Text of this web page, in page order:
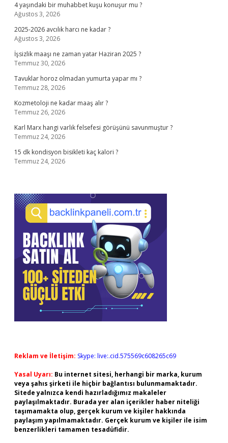
4 yaşındaki bir muhabbet kuşu konuşur mu ?
Ağustos 3, 2026
2025-2026 avcılık harcı ne kadar ?
Ağustos 3, 2026
İşsizlik maaşı ne zaman yatar Haziran 2025 ?
Temmuz 30, 2026
Tavuklar horoz olmadan yumurta yapar mı ?
Temmuz 28, 2026
Kozmetoloji ne kadar maaş alır ?
Temmuz 26, 2026
Karl Marx hangi varlık felsefesi görüşünü savunmuştur ?
Temmuz 24, 2026
15 dk kondisyon bisikleti kaç kalori ?
Temmuz 24, 2026
Reklam ve İletişim: Skype: live:.cid.575569c608265c69
Yasal Uyarı: Bu internet sitesi, herhangi bir marka, kurum
veya şahıs şirketi ile hiçbir bağlantısı bulunmamaktadır.
Sitede yalnızca kendi hazırladığımız makaleler
paylaşılmaktadır. Burada yer alan içerikler haber niteliği
taşımamakta olup, gerçek kurum ve kişiler hakkında
paylaşım yapılmamaktadır. Gerçek kurum ve kişiler ile isim
benzerlikleri tamamen tesadüfidir.